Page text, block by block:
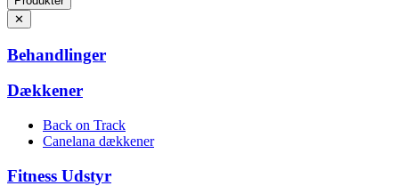
✕
Behandlinger
Dækkener
Back on Track
Canelana dækkener
Fitness Udstyr